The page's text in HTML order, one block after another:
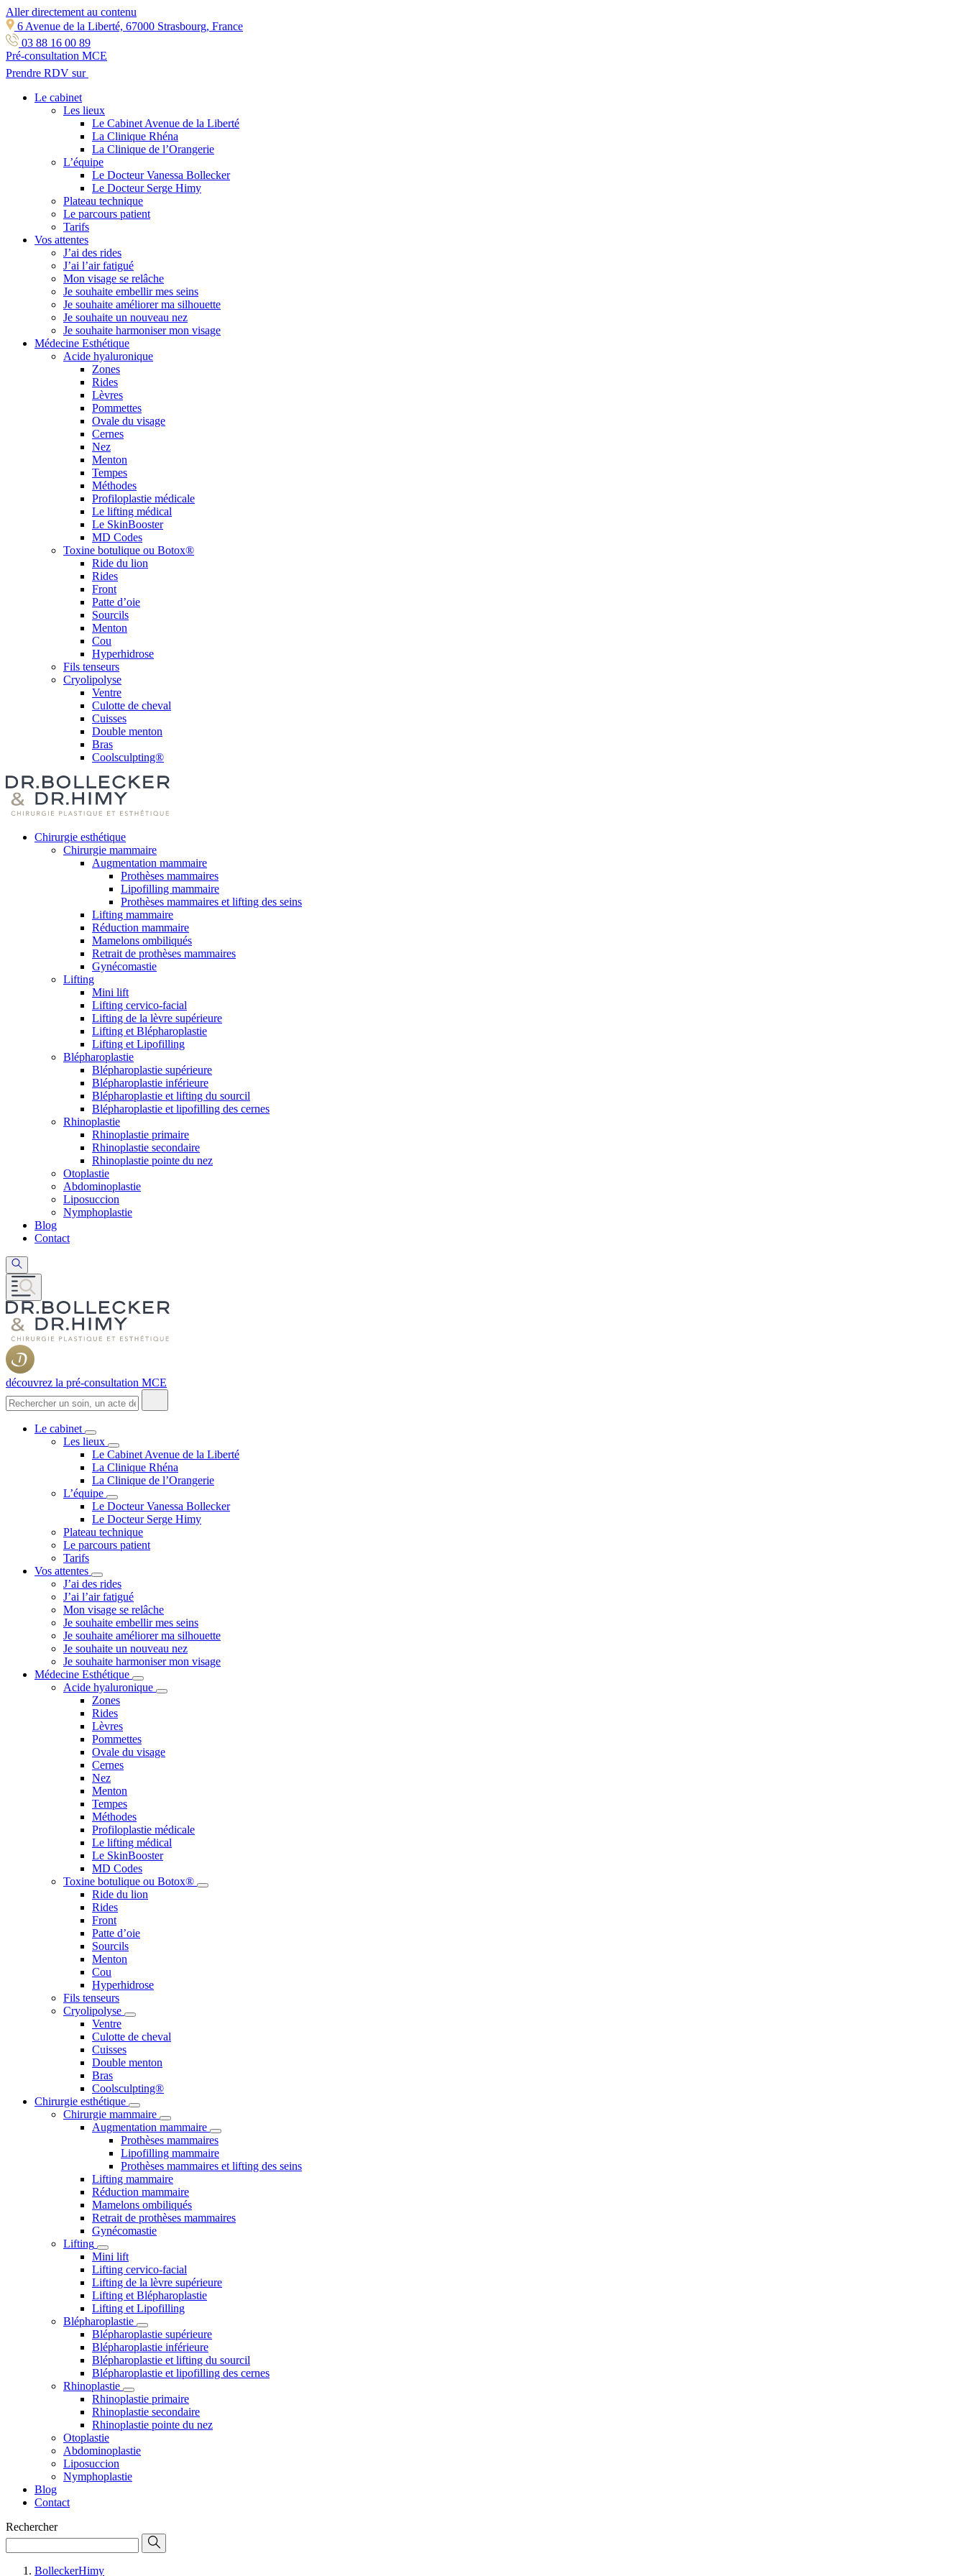
Aller directement au contenu
6 Avenue de la Liberté, 67000 Strasbourg, France
03 88 16 00 89
Pré-consultation MCE
Prendre RDV sur
Le cabinet
Les lieux
Le Cabinet Avenue de la Liberté
La Clinique Rhéna
La Clinique de l’Orangerie
L’équipe
Le Docteur Vanessa Bollecker
Le Docteur Serge Himy
Plateau technique
Le parcours patient
Tarifs
Vos attentes
J’ai des rides
J’ai l’air fatigué
Mon visage se relâche
Je souhaite embellir mes seins
Je souhaite améliorer ma silhouette
Je souhaite un nouveau nez
Je souhaite harmoniser mon visage
Médecine Esthétique
Acide hyaluronique
Zones
Rides
Lèvres
Pommettes
Ovale du visage
Cernes
Nez
Menton
Tempes
Méthodes
Profiloplastie médicale
Le lifting médical
Le SkinBooster
MD Codes
Toxine botulique ou Botox®
Ride du lion
Rides
Front
Patte d’oie
Sourcils
Menton
Cou
Hyperhidrose
Fils tenseurs
Cryolipolyse
Ventre
Culotte de cheval
Cuisses
Double menton
Bras
Coolsculpting®
Chirurgie esthétique
Chirurgie mammaire
Augmentation mammaire
Prothèses mammaires
Lipofilling mammaire
Prothèses mammaires et lifting des seins
Lifting mammaire
Réduction mammaire
Mamelons ombiliqués
Retrait de prothèses mammaires
Gynécomastie
Lifting
Mini lift
Lifting cervico-facial
Lifting de la lèvre supérieure
Lifting et Blépharoplastie
Lifting et Lipofilling
Blépharoplastie
Blépharoplastie supérieure
Blépharoplastie inférieure
Blépharoplastie et lifting du sourcil
Blépharoplastie et lipofilling des cernes
Rhinoplastie
Rhinoplastie primaire
Rhinoplastie secondaire
Rhinoplastie pointe du nez
Otoplastie
Abdominoplastie
Liposuccion
Nymphoplastie
Blog
Contact
découvrez la pré-consultation MCE
Le cabinet
Les lieux
Le Cabinet Avenue de la Liberté
La Clinique Rhéna
La Clinique de l’Orangerie
L’équipe
Le Docteur Vanessa Bollecker
Le Docteur Serge Himy
Plateau technique
Le parcours patient
Tarifs
Vos attentes
J’ai des rides
J’ai l’air fatigué
Mon visage se relâche
Je souhaite embellir mes seins
Je souhaite améliorer ma silhouette
Je souhaite un nouveau nez
Je souhaite harmoniser mon visage
Médecine Esthétique
Acide hyaluronique
Zones
Rides
Lèvres
Pommettes
Ovale du visage
Cernes
Nez
Menton
Tempes
Méthodes
Profiloplastie médicale
Le lifting médical
Le SkinBooster
MD Codes
Toxine botulique ou Botox®
Ride du lion
Rides
Front
Patte d’oie
Sourcils
Menton
Cou
Hyperhidrose
Fils tenseurs
Cryolipolyse
Ventre
Culotte de cheval
Cuisses
Double menton
Bras
Coolsculpting®
Chirurgie esthétique
Chirurgie mammaire
Augmentation mammaire
Prothèses mammaires
Lipofilling mammaire
Prothèses mammaires et lifting des seins
Lifting mammaire
Réduction mammaire
Mamelons ombiliqués
Retrait de prothèses mammaires
Gynécomastie
Lifting
Mini lift
Lifting cervico-facial
Lifting de la lèvre supérieure
Lifting et Blépharoplastie
Lifting et Lipofilling
Blépharoplastie
Blépharoplastie supérieure
Blépharoplastie inférieure
Blépharoplastie et lifting du sourcil
Blépharoplastie et lipofilling des cernes
Rhinoplastie
Rhinoplastie primaire
Rhinoplastie secondaire
Rhinoplastie pointe du nez
Otoplastie
Abdominoplastie
Liposuccion
Nymphoplastie
Blog
Contact
Rechercher
BolleckerHimy